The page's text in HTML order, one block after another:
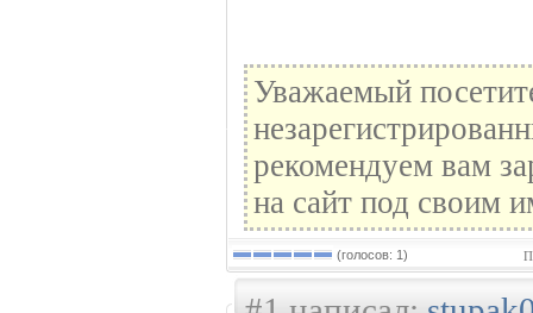
Уважаемый
рекомендуем вам
на сайт под своим
(голосов: 1)